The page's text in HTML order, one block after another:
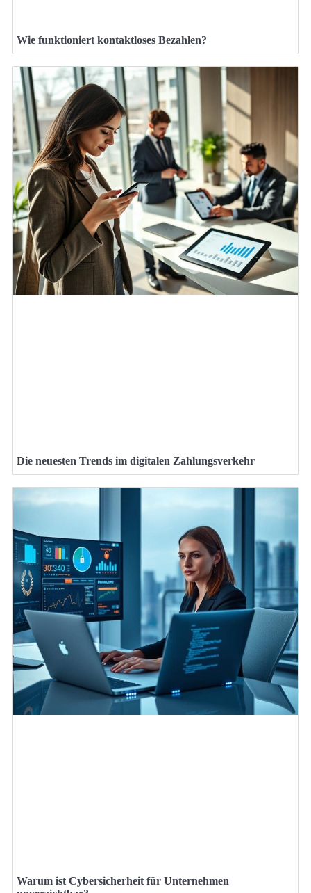
Wie funktioniert kontaktloses Bezahlen?
Die neuesten Trends im digitalen Zahlungsverkehr
Warum ist Cybersicherheit für Unternehmen